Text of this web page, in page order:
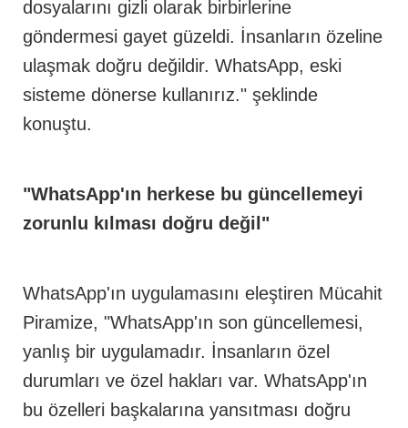
dosyalarını gizli olarak birbirlerine
göndermesi gayet güzeldi. İnsanların özeline
ulaşmak doğru değildir. WhatsApp, eski
sisteme dönerse kullanırız." şeklinde
konuştu.
"WhatsApp'ın herkese bu güncellemeyi
zorunlu kılması doğru değil"
WhatsApp'ın uygulamasını eleştiren Mücahit
Piramize, "WhatsApp'ın son güncellemesi,
yanlış bir uygulamadır. İnsanların özel
durumları ve özel hakları var. WhatsApp'ın
bu özelleri başkalarına yansıtması doğru